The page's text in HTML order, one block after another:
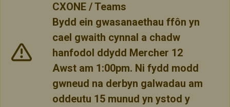
CXONE / Teams
Bydd ein gwasanaethau ffôn yn
cael gwaith cynnal a chadw
hanfodol ddydd Mercher 12
Awst am 1:00pm. Ni fydd modd
gwneud na derbyn galwadau am
oddeutu 15 munud yn ystod y